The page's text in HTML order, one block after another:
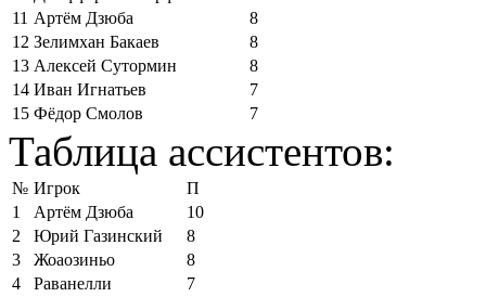
11 Артём Дзюба
8
12 Зелимхан Бакаев
8
13 Алексей Сутормин
8
14 Иван Игнатьев
7
15 Фёдор Смолов 7
Таблица ассистентов:
№ Игрок
П
1
Артём Дзюба
10
2
Юрий Газинский
8
3
Жоаозиньо
8
4
Раванелли
7